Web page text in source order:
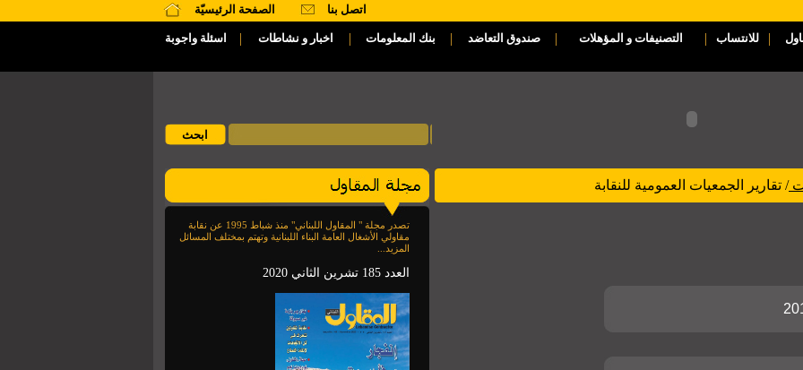
الصفحة الرئيسيّة اتصل بنا
اسئلة واجوبة | اخبار و نشاطات | بنك المعلومات | صندوق التعاضد | التصنيفات و المؤهلات | للانتساب |
تصدر مجلة " المقاول اللبناني" منذ شباط 1995 عن نقابة
مقاولي الأشغال العامة البناء اللبنانية وتهتم بمختلف المسائل
المزيد...
العدد 185 تشرين الثاني 2020
/ تقارير الجمعيات العمومية للنقابة